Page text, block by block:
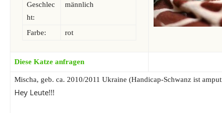
Geschlec
ht:
männlich
Farbe: rot
Diese Katze anfragen
Mischa, geb. ca. 2010/2011 Ukraine (Handicap-Schwanz ist
Hey Leute!!!